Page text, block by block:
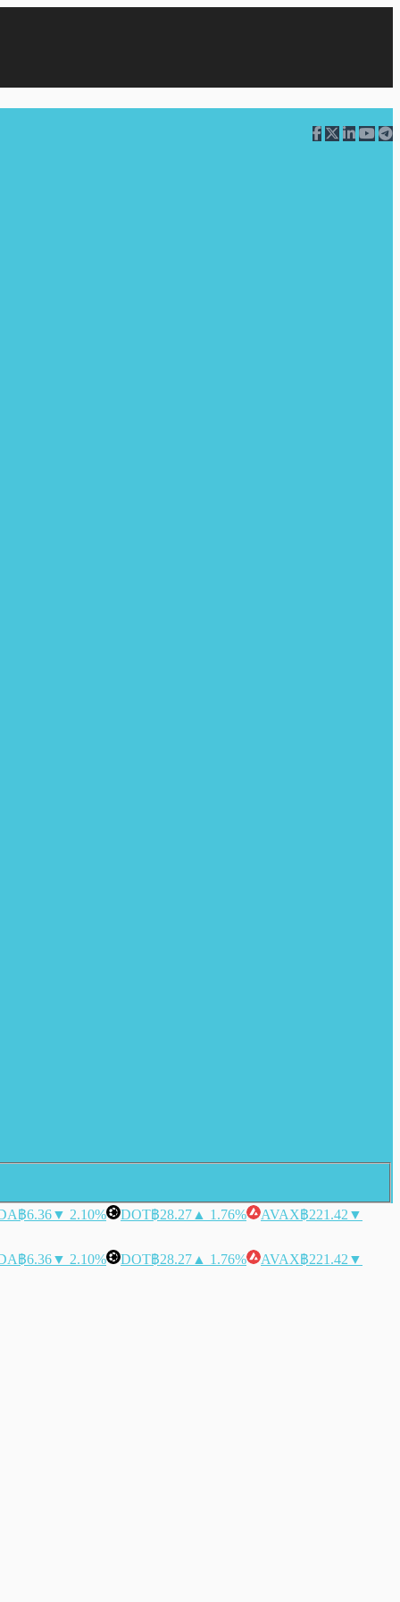
฿6.36▼ 2.10% DOT฿28.27 ▲ 1.76% AVAX฿221.42 ▼
฿6.36▼ 2.10% DOT฿28.27 ▲ 1.76% AVAX฿221.42 ▼